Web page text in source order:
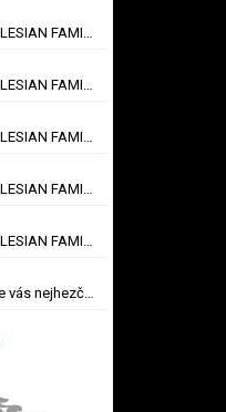
Dražba hráčských dresů SILESIAN FAMILY - #6
Dražba hráčských dresů SILESIAN FAMILY - #21 Jiří KLÍMA
Dražba hráčských dresů SILESIAN FAMILY - #19 Dyjan Carlos de AZEVEDO
Dražba hráčských dresů SILESIAN FAMILY - #5 Adam JÁNOŠ
Dražba hráčských dresů SILESIAN FAMILY - #1 Viktor BUDÍNSKÝ
Která vlajka Baníku je podle vás nejhezčí ?